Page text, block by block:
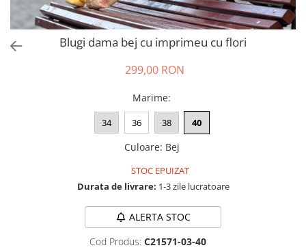
Blugi dama bej cu imprimeu cu flori
299,00 RON
Marime:
34 36 38 40
Culoare: Bej
STOC EPUIZAT
Durata de livrare: 1-3 zile lucratoare
ALERTA STOC
Cod Produs: C21571-03-40